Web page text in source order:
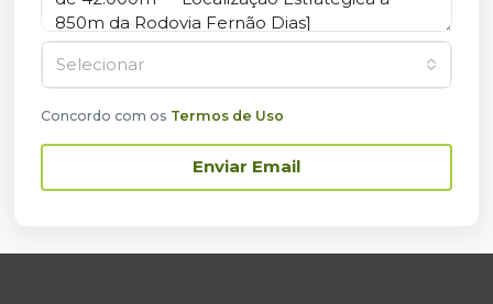
Selecionar
Concordo com os Termos de Uso
Enviar Email